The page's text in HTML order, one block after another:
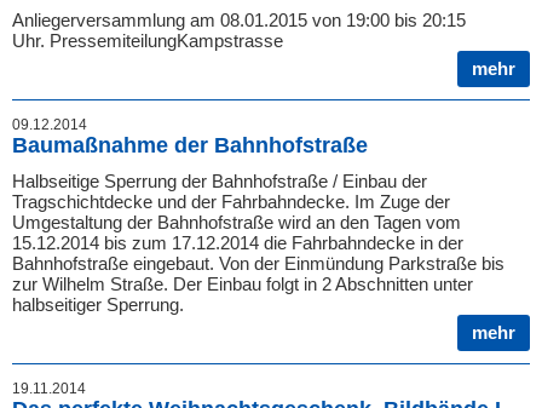
Anliegerversammlung am 08.01.2015 von 19:00 bis 20:15
Uhr. PressemiteilungKampstrasse
mehr
09.12.2014
Baumaßnahme der Bahnhofstraße
Halbseitige Sperrung der Bahnhofstraße / Einbau der
Tragschichtdecke und der Fahrbahndecke. Im Zuge der
Umgestaltung der Bahnhofstraße wird an den Tagen vom
15.12.2014 bis zum 17.12.2014 die Fahrbahndecke in der
Bahnhofstraße eingebaut. Von der Einmündung Parkstraße bis
zur Wilhelm Straße. Der Einbau folgt in 2 Abschnitten unter
halbseitiger Sperrung.
mehr
19.11.2014